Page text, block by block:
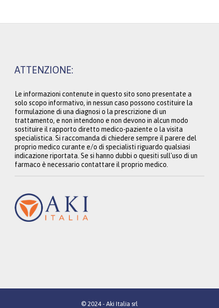
ATTENZIONE:
Le informazioni contenute in questo sito sono presentate a
solo scopo informativo, in nessun caso possono costituire la
formulazione di una diagnosi o la prescrizione di un
trattamento, e non intendono e non devono in alcun modo
sostituire il rapporto diretto medico-paziente o la visita
specialistica. Si raccomanda di chiedere sempre il parere del
proprio medico curante e/o di specialisti riguardo qualsiasi
indicazione riportata. Se si hanno dubbi o quesiti sull'uso di un
farmaco è necessario contattare il proprio medico.
© 2024 - Aki Italia srl